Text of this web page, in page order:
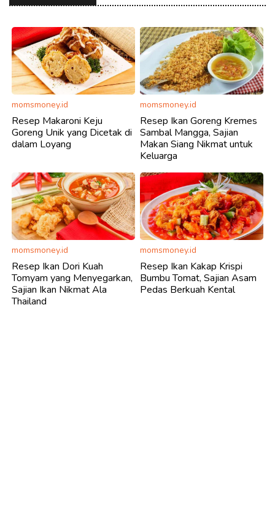
momsmoney.id
Resep Makaroni Keju
Goreng Unik yang Dicetak di
dalam Loyang
momsmoney.id
Resep Ikan Goreng Kremes
Sambal Mangga, Sajian
Makan Siang Nikmat untuk
Keluarga
momsmoney.id
Resep Ikan Dori Kuah
Tomyam yang Menyegarkan,
Sajian Ikan Nikmat Ala
Thailand
momsmoney.id
Resep Ikan Kakap Krispi
Bumbu Tomat, Sajian Asam
Pedas Berkuah Kental